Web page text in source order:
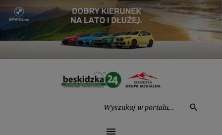
Przejdź
treści
search
menu